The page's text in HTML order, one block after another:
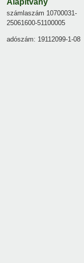
számlaszám 10700031-
25061600-51100005
adószám: 19112099-1-08